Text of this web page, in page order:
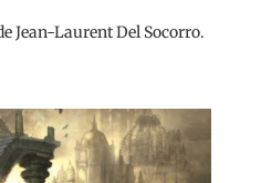
Jean-Laurent Del Socorro.